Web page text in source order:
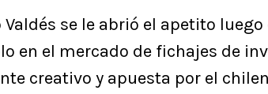
Valdés se le abrió el apetito
en el mercado de fichajes de
creativo y apuesta por el